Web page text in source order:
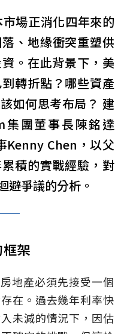
場正消化四年來的
、地緣衝突重塑供
。在此背景下，美
轉折點？哪些資產
如何思考布局？ 建
集團董事長陳銘達
Kenny Chen，以父
積的實戰經驗，對
避爭議的分析。
架
地產必須先接受一個
在。過去幾年利率快
未減的情況下，因估